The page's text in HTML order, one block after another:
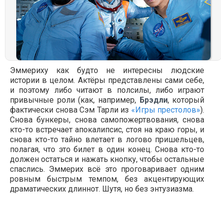
Эммериху как будто не интересны людские
истории в целом. Актёры представлены сами себе,
и поэтому либо читают в полсилы, либо играют
привычные роли (как, например, Брэдли, который
фактически снова Сэм Тарли из «Игры престолов»).
Снова бункеры, снова самопожертвования, снова
кто-то встречает апокалипсис, стоя на краю горы, и
снова кто-то тайно влетает в логово пришельцев,
полагая, что это билет в один конец. Снова кто-то
должен остаться и нажать кнопку, чтобы остальные
спаслись. Эммерих всё это проговаривает одним
ровным быстрым темпом, без акцентирующих
драматических длиннот. Шутя, но без энтузиазма.